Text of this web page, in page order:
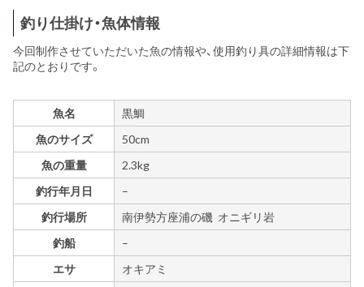
釣り仕掛け・魚体情報
今回制作させていただいた魚の情報や、使用釣り具の詳細情報は下
記のとおりです。
魚名
黒鯛
魚のサイズ
50cm
魚の重量
2.3kg
釣行年月日
–
釣行場所
南伊勢方座浦の磯 オニギリ岩
釣船
–
エサ
オキアミ